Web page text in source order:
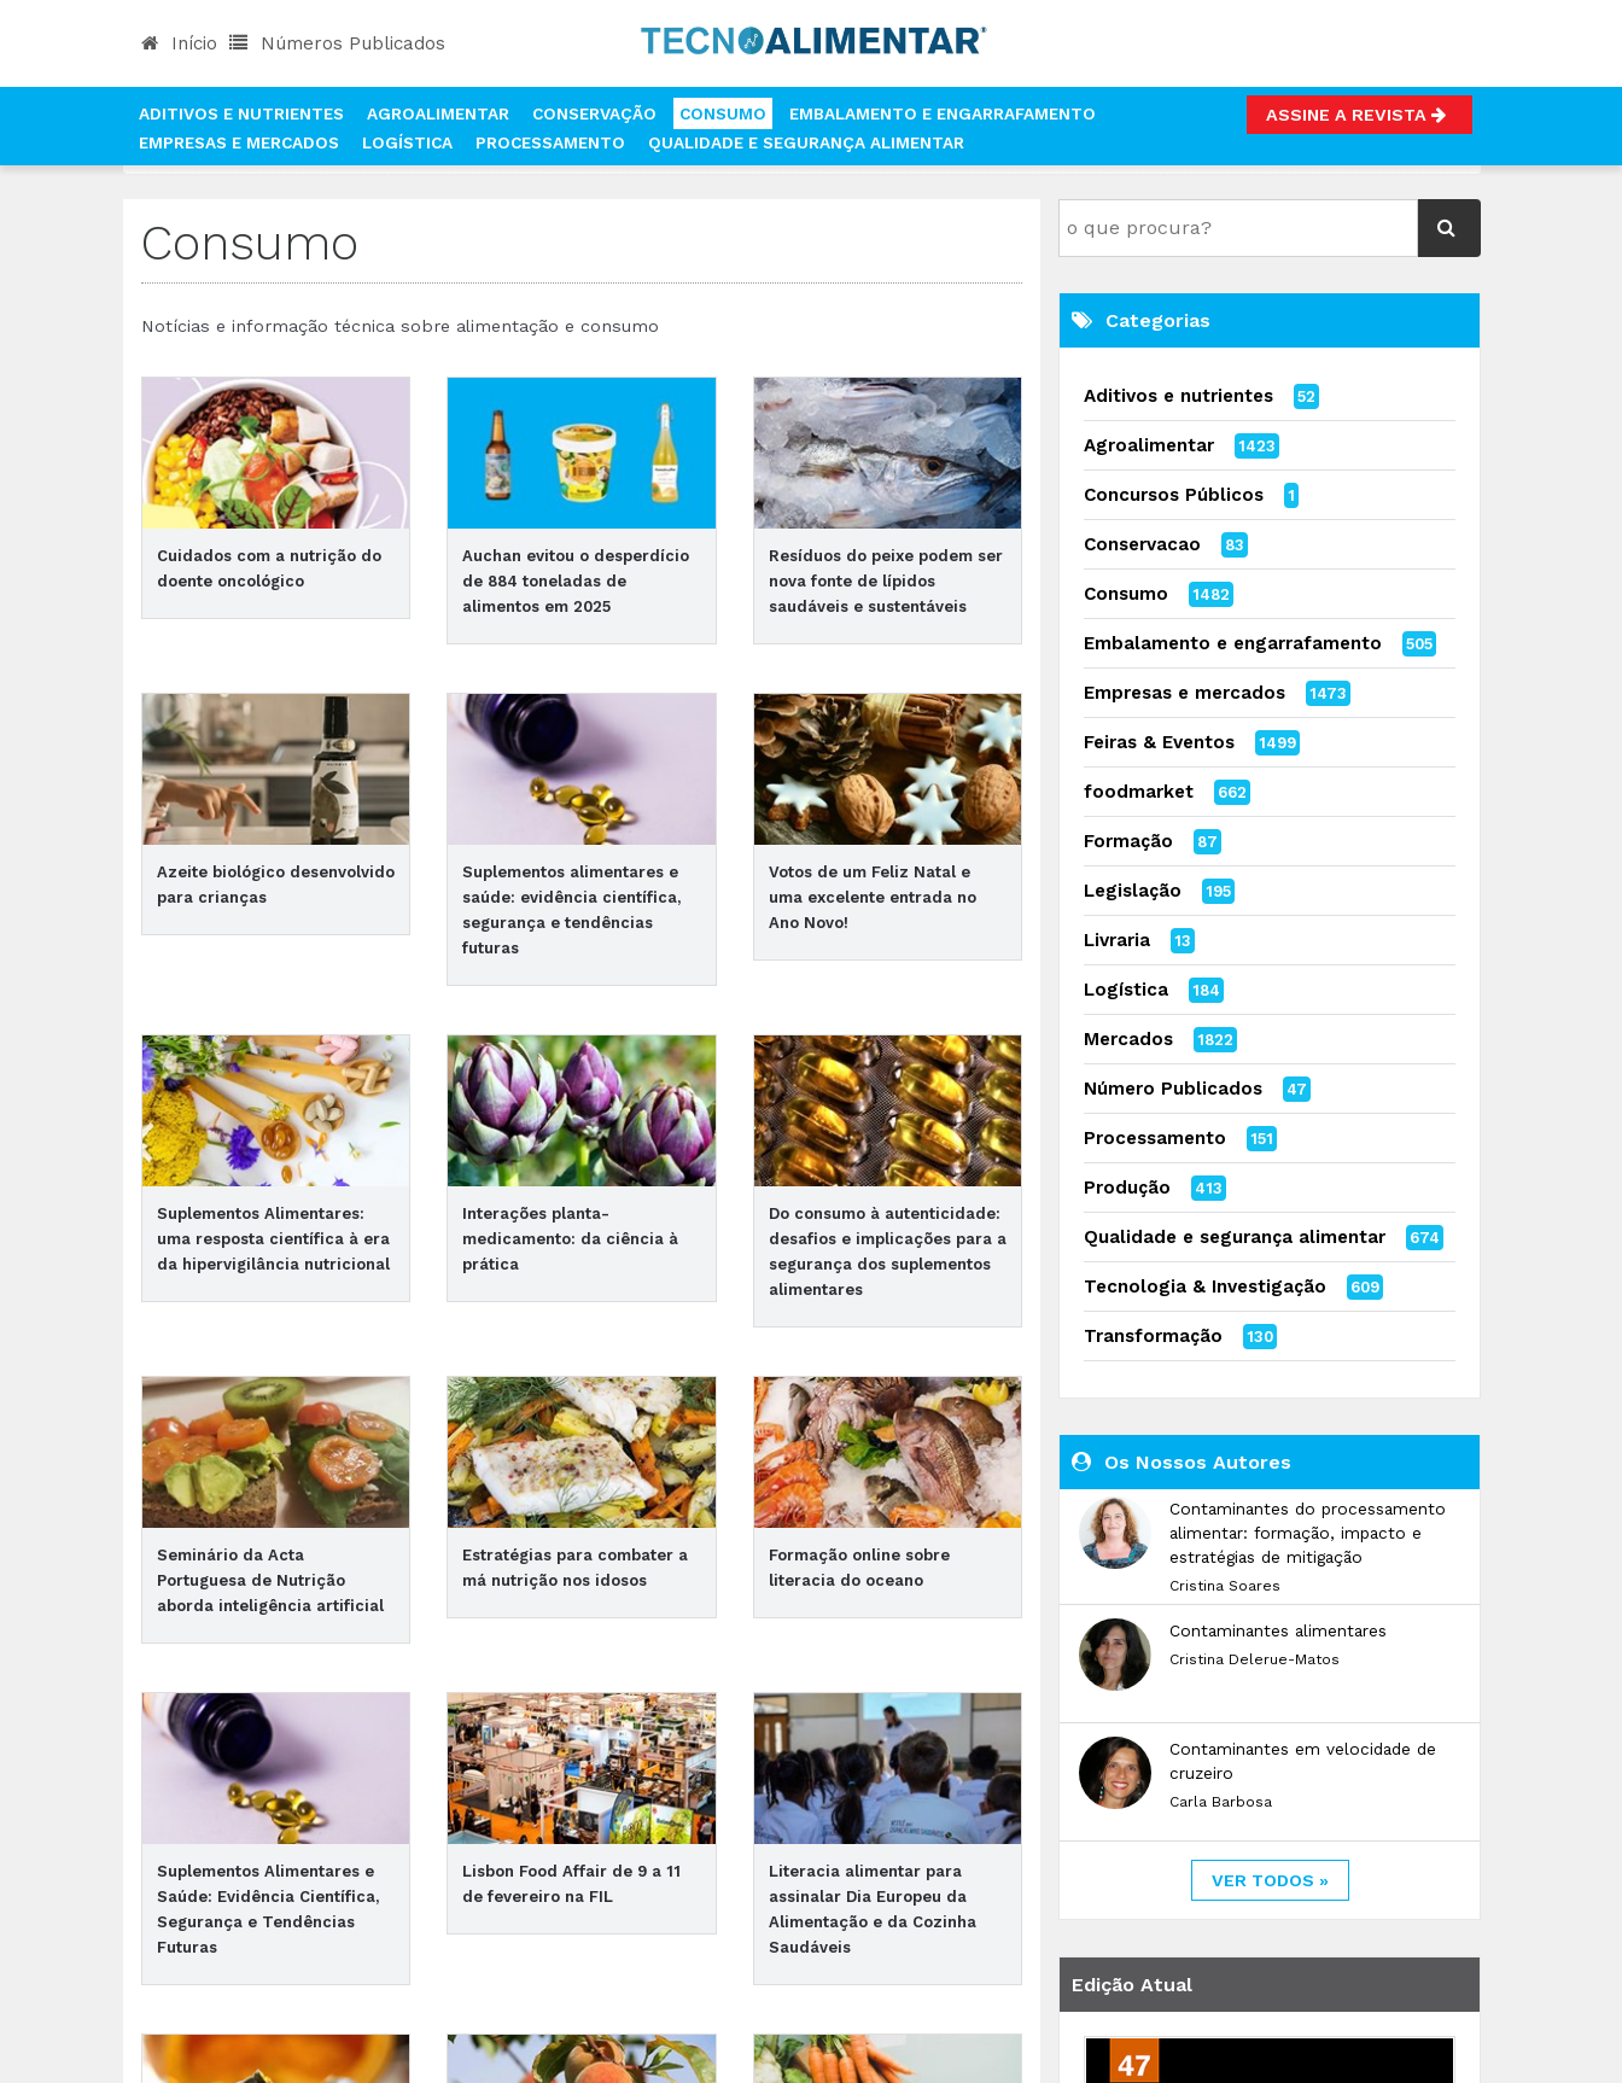
Início Números Publicados
ADITIVOS E NUTRIENTES AGROALIMENTAR CONSERVAÇÃO CONSUMO
EMBALAMENTO E ENGARRAFAMENTO
EMPRESAS E MERCADOS
LOGÍSTICA PROCESSAMENTO QUALIDADE E SEGURANÇA ALIMENTAR
ASSINE A REVISTA
Consumo
Notícias e informação técnica sobre alimentação e consumo
Cuidados com a nutrição do
doente oncológico
Auchan evitou o desperdício
de 884 toneladas de
alimentos em 2025
Resíduos do peixe podem ser
nova fonte de lípidos
saudáveis e sustentáveis
Azeite biológico desenvolvido
para crianças
Suplementos alimentares e
saúde: evidência científica,
segurança e tendências
futuras
Votos de um Feliz Natal e
uma excelente entrada no
Ano Novo!
Suplementos Alimentares:
uma resposta científica à era
da hipervigilância nutricional
Interações planta-
medicamento: da ciência à
prática
Do consumo à autenticidade:
desafios e implicações para a
segurança dos suplementos
alimentares
Seminário da Acta
Portuguesa de Nutrição
aborda inteligência artificial
Estratégias para combater a
má nutrição nos idosos
Formação online sobre
literacia do oceano
Suplementos Alimentares e
Saúde: Evidência Científica,
Segurança e Tendências
Futuras
Lisbon Food Affair de 9 a 11
de fevereiro na FIL
Literacia alimentar para
assinalar Dia Europeu da
Alimentação e da Cozinha
Saudáveis
Categorias
Aditivos e nutrientes 52
Agroalimentar 1423
Concursos Públicos 1
Conservacao 83
Consumo 1482
Embalamento e engarrafamento 505
Empresas e mercados 1473
Feiras & Eventos 1499
foodmarket 662
Formação 87
Legislação 195
Livraria 13
Logística 184
Mercados 1822
Número Publicados 47
Processamento 151
Produção 413
Qualidade e segurança alimentar 674
Tecnologia & Investigação 609
Transformação 130
Os Nossos Autores
Contaminantes do processamento
alimentar: formação, impacto e
estratégias de mitigação
Cristina Soares
Contaminantes alimentares
Cristina Delerue-Matos
Contaminantes em velocidade de
cruzeiro
Carla Barbosa
VER TODOS »
Edição Atual